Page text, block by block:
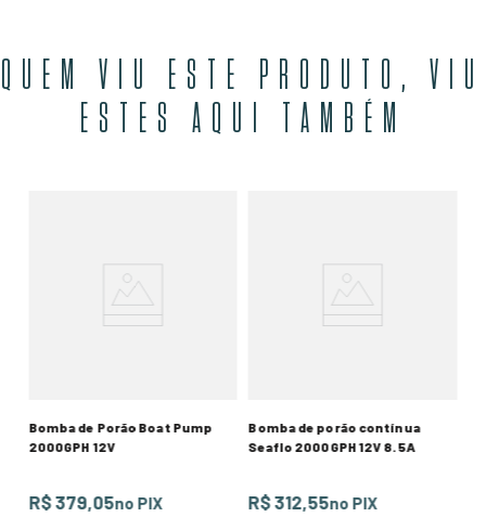
QUEM VIU ESTE PRODUTO, VIU
ESTES AQUI TAMBÉM
Bomba de Porão Boat Pump
2000GPH 12V
R$ 379,05no PIX
Bomba de porão contínua
Seaflo 2000GPH 12V 8.5A
R$ 312,55no PIX